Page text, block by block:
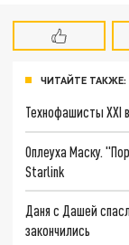
ЧИТАЙТЕ ТАКЖЕ:
Технофашисты XXI
Оплеуха Маску.
Starlink
Даня с Дашей
закончились